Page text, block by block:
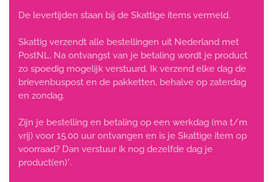
De levertijden staan bij de Skattige items vermeld.
Skattig verzendt alle bestellingen uit Nederland met
PostNL. Na ontvangst van je betaling wordt je product
zo spoedig mogelijk verstuurd. Ik verzend elke dag de
brievenbuspost en de pakketten, behalve op zaterdag
en zondag.
Zijn je bestelling en betaling op een werkdag (ma t/m
vrij) voor 15.00 uur ontvangen en is je Skattige item op
voorraad? Dan verstuur ik nog dezelfde dag je
product(en)*.